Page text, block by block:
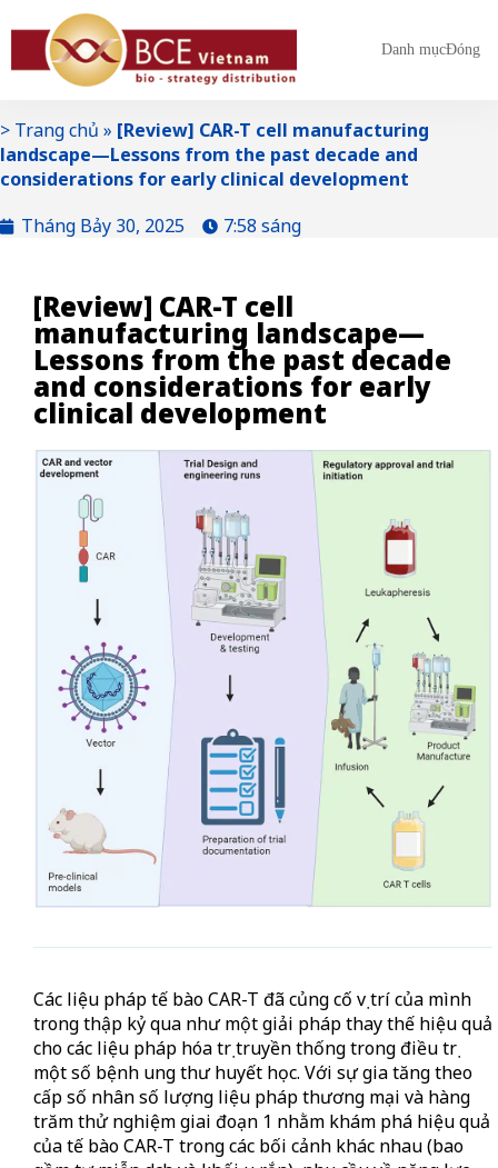
Danh mụcĐóng
> Trang chủ » [Review] CAR-T cell manufacturing
landscape—Lessons from the past decade and
considerations for early clinical development
Tháng Bảy 30, 2025
7:58 sáng
[Review] CAR-T cell
manufacturing landscape—
Lessons from the past decade
and considerations for early
clinical development
Các liệu pháp tế bào CAR-T đã củng cố vị trí của mình
trong thập kỷ qua như một giải pháp thay thế hiệu quả
cho các liệu pháp hóa trị truyền thống trong điều trị
một số bệnh ung thư huyết học. Với sự gia tăng theo
cấp số nhân số lượng liệu pháp thương mại và hàng
trăm thử nghiệm giai đoạn 1 nhằm khám phá hiệu quả
của tế bào CAR-T trong các bối cảnh khác nhau (bao